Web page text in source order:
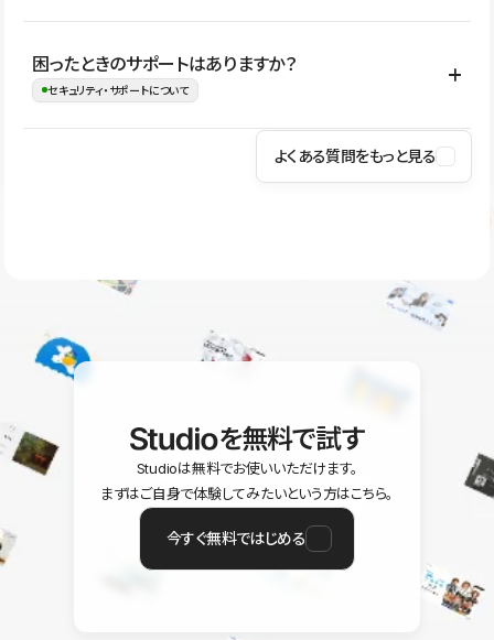
ながらレイアウトに影響を与えずに更新作業を進めやすくなりま
す。
Studioでは、公開サイトやサービスを安全に利用できるよう、通信
の暗号化、データ保護、アクセス管理、脆弱性対策など、複数の観
はSSL/TLSによる通信暗号化に対応しており、悪質なスクリプトの
困ったときのサポートはありますか？
セキュリティ・サポートについて
操作方法や機能については、ヘルプセンターでご確認いただけま
ユーザー同士で質問・相談できるコミュニティもご利用ください。
よくある質問をもっと見る
を無料で試す
Studioは無料でお使いいただけます。
まずはご自身で体験してみたいという方はこちら。
今すぐ無料ではじめる